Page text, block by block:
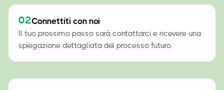
02Connettiti con noi
Il tuo prossimo passo sarà contattarci e ricevere una
spiegazione dettagliata del processo futuro.